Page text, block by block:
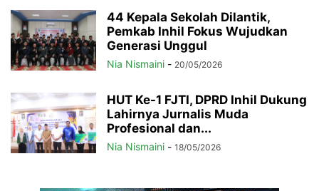
44 Kepala Sekolah Dilantik,
Pemkab Inhil Fokus Wujudkan
Generasi Unggul
Nia Nismaini - 20/05/2026
HUT Ke-1 FJTI, DPRD Inhil Dukung
Lahirnya Jurnalis Muda
Profesional dan...
Nia Nismaini - 18/05/2026